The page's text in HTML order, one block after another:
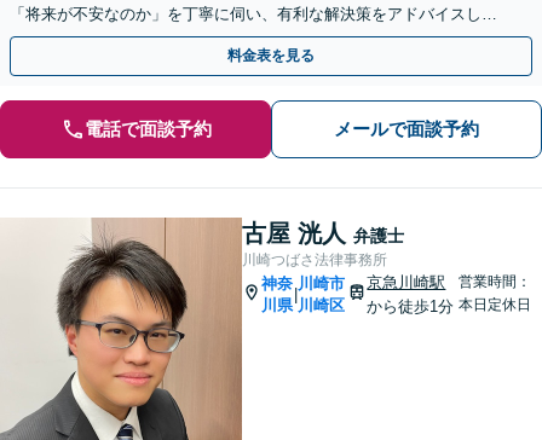
「将来が不安なのか」を丁寧に伺い、有利な解決策をアドバイスしま
す。慰謝料、財産分与、親権など幅広くご相談ください
料金表を見る
電話で面談予約 メールで面談予約
古屋 洸人 弁護士
川崎つばさ法律事務所
神奈
川県
|
川崎市
川崎区
京急川崎駅
から徒歩1分
営業時間：
本日定休日